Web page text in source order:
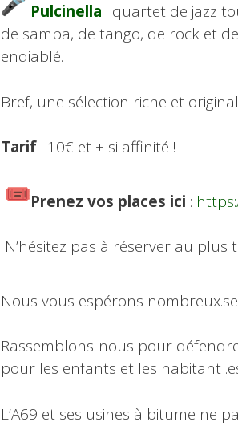
Pulcinella : quartet de jazz
de samba, de tango, de rock et
endiablé.
Bref, une sélection riche et
Tarif : 10€ et + si affinité !
Prenez vos places ici :
N’hésitez pas à réserver au
Nous vous espérons
Rassemblons-nous pour
pour les enfants et les habitant
L’A69 et ses usines à bitume ne